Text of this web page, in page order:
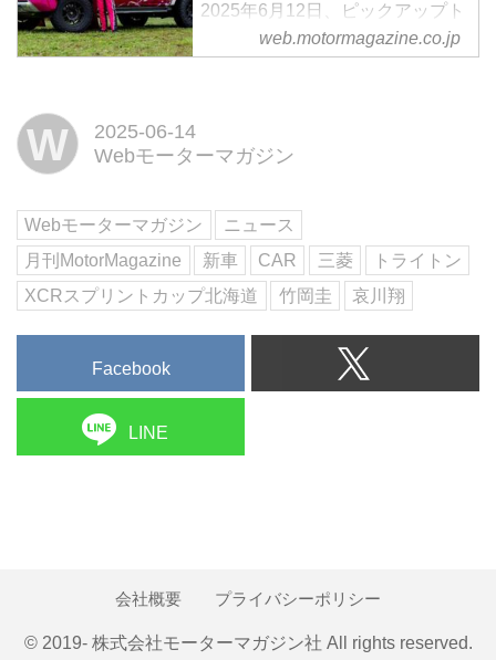
2025年6月12日、ピックアップト
ラック「トライトン」で国内ラリ
ーに参戦する「圭rallyproject」と
行うことを発表...
web.motormagazine.co.jp
W
2025-06-14
Webモーターマガジン
Webモーターマガジン
ニュース
月刊MotorMagazine
新車 CAR 三菱
トライトン
XCRスプリントカップ北海道
竹岡圭 哀川翔
Facebook
LINE
会社概要 プライバシーポリシー
© 2019- 株式会社モーターマガジン社 All rights reserved.